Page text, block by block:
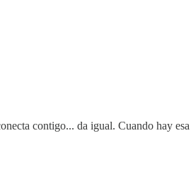
contigo... da igual. Cuando hay